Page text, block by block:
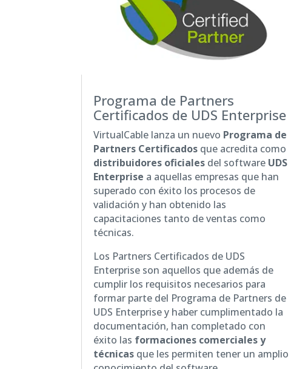
Programa de Partners
Certificados de UDS Enterprise
VirtualCable lanza un nuevo Programa de
Partners Certificados que acredita como
distribuidores oficiales del software UDS
Enterprise a aquellas empresas que han
superado con éxito los procesos de
validación y han obtenido las
capacitaciones tanto de ventas como
técnicas.
Los Partners Certificados de UDS
Enterprise son aquellos que además de
cumplir los requisitos necesarios para
formar parte del Programa de Partners de
UDS Enterprise y haber cumplimentado la
documentación, han completado con
éxito las formaciones comerciales y
técnicas que les permiten tener un amplio